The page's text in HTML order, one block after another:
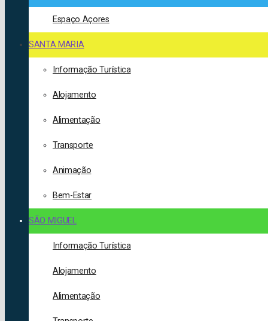
Espaço Açores
SANTA MARIA
Informação Turística
Alojamento
Alimentação
Transporte
Animação
Bem-Estar
SÃO MIGUEL
Informação Turística
Alojamento
Alimentação